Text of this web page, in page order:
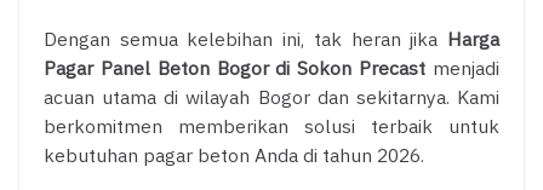
Dengan semua kelebihan ini, tak heran jika Harga
Pagar Panel Beton Bogor di Sokon Precast menjadi
acuan utama di wilayah Bogor dan sekitarnya. Kami
berkomitmen memberikan solusi terbaik untuk
kebutuhan pagar beton Anda di tahun 2026.